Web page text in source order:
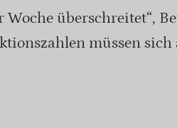
Woche überschreitet“,
müssen